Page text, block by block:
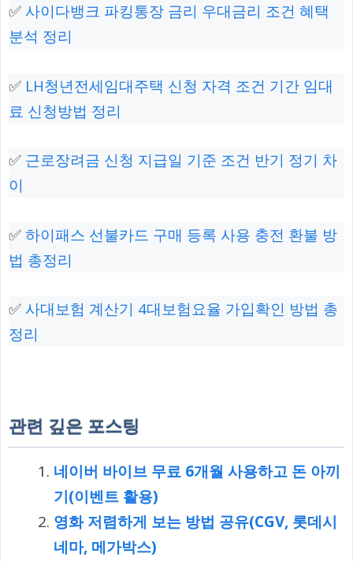
✅ 사이다뱅크 파킹통장 금리 우대금리 조건 혜택
분석 정리
✅ LH청년전세임대주택 신청 자격 조건 기간 임대
료 신청방법 정리
✅ 근로장려금 신청 지급일 기준 조건 반기 정기 차
이
✅하이패스 선불카드 구매 등록 사용 충전 환불 방
법 총정리
✅ 사대보험 계산기 4대보험요율 가입확인 방법 총
정리
관련 깊은 포스팅
네이버 바이브 무료 6개월 사용하고 돈 아끼
기(이벤트 활용)
영화 저렴하게 보는 방법 공유(CGV, 롯데시
네마, 메가박스)